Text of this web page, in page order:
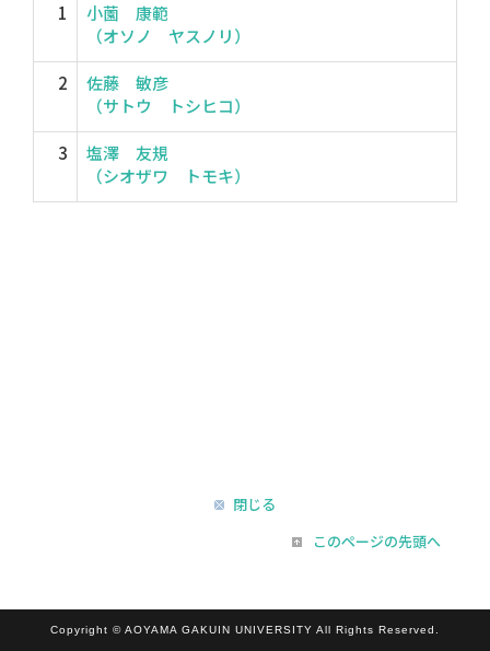
1
小薗 康範
（オソノ ヤスノリ）
2
佐藤 敏彦
（サトウ トシヒコ）
3
塩澤 友規
（シオザワ トモキ）
閉じる
このページの先頭へ
Copyright © AOYAMA GAKUIN UNIVERSITY All Rights Reserved.